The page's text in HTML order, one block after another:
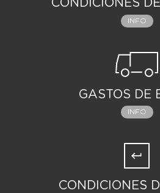
CONDICIONES
INFO
GASTOS DE
INFO
CONDICIONES